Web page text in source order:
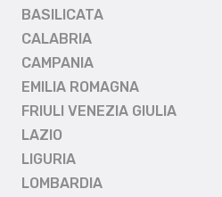
BASILICATA
CALABRIA
CAMPANIA
EMILIA ROMAGNA
FRIULI VENEZIA GIULIA
LAZIO
LIGURIA
LOMBARDIA